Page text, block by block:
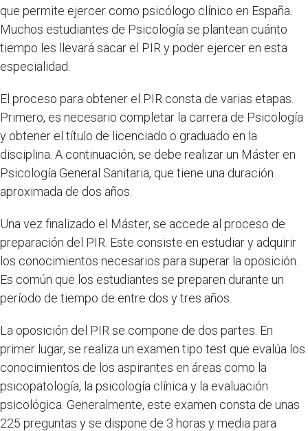
que permite ejercer como psicólogo clínico en España.
Muchos estudiantes de Psicología se plantean cuánto
tiempo les llevará sacar el PIR y poder ejercer en esta
especialidad.
El proceso para obtener el PIR consta de varias etapas.
Primero, es necesario completar la carrera de Psicología
y obtener el título de licenciado o graduado en la
disciplina. A continuación, se debe realizar un Máster en
Psicología General Sanitaria, que tiene una duración
aproximada de dos años.
Una vez finalizado el Máster, se accede al proceso de
preparación del PIR. Este consiste en estudiar y adquirir
los conocimientos necesarios para superar la oposición.
Es común que los estudiantes se preparen durante un
período de tiempo de entre dos y tres años.
La oposición del PIR se compone de dos partes. En
primer lugar, se realiza un examen tipo test que evalúa los
conocimientos de los aspirantes en áreas como la
psicopatología, la psicología clínica y la evaluación
psicológica. Generalmente, este examen consta de unas
225 preguntas y se dispone de 3 horas y media para